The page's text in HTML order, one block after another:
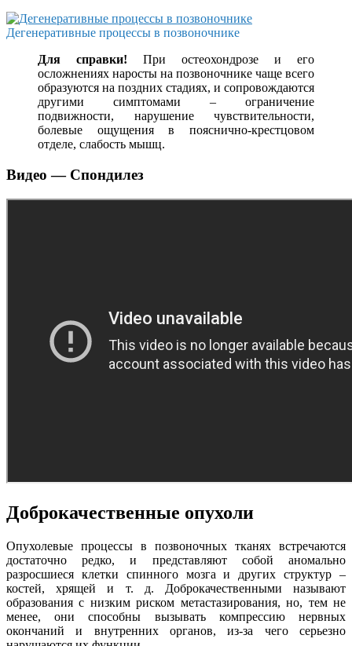
Дегенеративные процессы в позвоночнике
Для справки! При остеохондрозе и его
осложнениях наросты на позвоночнике чаще всего
образуются на поздних стадиях, и сопровождаются
другими симптомами – ограничение
подвижности, нарушение чувствительности,
болевые ощущения в пояснично-крестцовом
отделе, слабость мышц.
Видео — Спондилез
Доброкачественные опухоли
Опухолевые процессы в позвоночных тканях встречаются
достаточно редко, и представляют собой аномально
разросшиеся клетки спинного мозга и других структур –
костей, хрящей и т. д. Доброкачественными называют
образования с низким риском метастазирования, но, тем не
менее, они способны вызывать компрессию нервных
окончаний и внутренних органов, из-за чего серьезно